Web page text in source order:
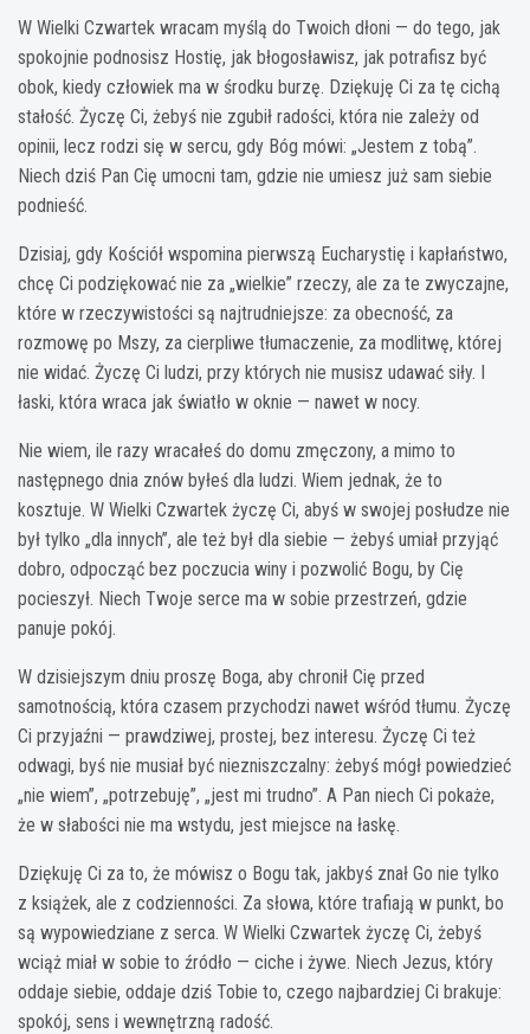
W Wielki Czwartek wracam myślą do Twoich dłoni — do tego, jak
spokojnie podnosisz Hostię, jak błogosławisz, jak potrafisz być
obok, kiedy człowiek ma w środku burzę. Dziękuję Ci za tę cichą
stałość. Życzę Ci, żebyś nie zgubił radości, która nie zależy od
opinii, lecz rodzi się w sercu, gdy Bóg mówi: „Jestem z tobą”.
Niech dziś Pan Cię umocni tam, gdzie nie umiesz już sam siebie
podnieść.
Dzisiaj, gdy Kościół wspomina pierwszą Eucharystię i kapłaństwo,
chcę Ci podziękować nie za „wielkie” rzeczy, ale za te zwyczajne,
które w rzeczywistości są najtrudniejsze: za obecność, za
rozmowę po Mszy, za cierpliwe tłumaczenie, za modlitwę, której
nie widać. Życzę Ci ludzi, przy których nie musisz udawać siły. I
łaski, która wraca jak światło w oknie — nawet w nocy.
Nie wiem, ile razy wracałeś do domu zmęczony, a mimo to
następnego dnia znów byłeś dla ludzi. Wiem jednak, że to
kosztuje. W Wielki Czwartek życzę Ci, abyś w swojej posłudze nie
był tylko „dla innych”, ale też był dla siebie — żebyś umiał przyjąć
dobro, odpocząć bez poczucia winy i pozwolić Bogu, by Cię
pocieszył. Niech Twoje serce ma w sobie przestrzeń, gdzie
panuje pokój.
W dzisiejszym dniu proszę Boga, aby chronił Cię przed
samotnością, która czasem przychodzi nawet wśród tłumu. Życzę
Ci przyjaźni — prawdziwej, prostej, bez interesu. Życzę Ci też
odwagi, byś nie musiał być niezniszczalny: żebyś mógł powiedzieć
„nie wiem”, „potrzebuję”, „jest mi trudno”. A Pan niech Ci pokaże,
że w słabości nie ma wstydu, jest miejsce na łaskę.
Dziękuję Ci za to, że mówisz o Bogu tak, jakbyś znał Go nie tylko
z książek, ale z codzienności. Za słowa, które trafiają w punkt, bo
są wypowiedziane z serca. W Wielki Czwartek życzę Ci, żebyś
wciąż miał w sobie to źródło — ciche i żywe. Niech Jezus, który
oddaje siebie, oddaje dziś Tobie to, czego najbardziej Ci brakuje:
spokój, sens i wewnętrzną radość.